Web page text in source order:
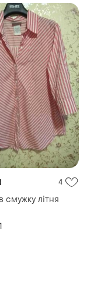
4
смужку літня